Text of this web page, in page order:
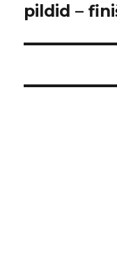
postitus:
pildid –